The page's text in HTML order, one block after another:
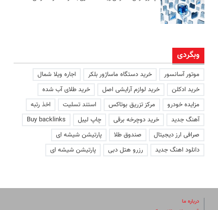
وبگردی
موتور آسانسور خرید دستگاه ماساژور بلکر
اجاره ویلا شمال
خرید ادکلن
خرید لوازم آرایشی اصل
خرید طلای آب شده
مزایده خودرو
مرکز تزریق بوتاکس استند تسلیت
اخذ رتبه
آهنگ جدید
خرید دوچرخه برقی چاپ لیبل
Buy backlinks
صرافی ارز دیجیتال
صندوق طلا
پارتیشن شیشه ای
دانلود اهنگ جدید
رزرو هتل دبی پارتیشن شیشه ای
درباره ما